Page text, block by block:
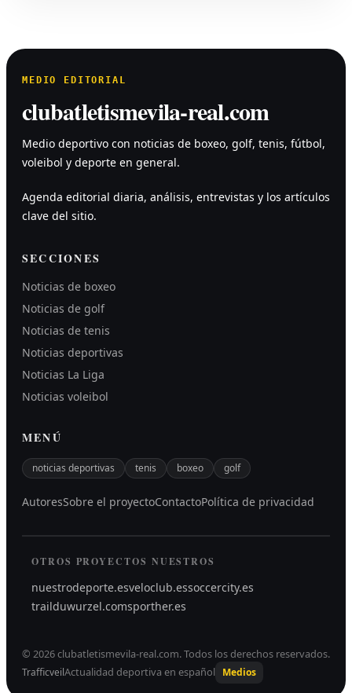
MEDIO EDITORIAL
clubatletismevila-real.com
Medio deportivo con noticias de boxeo, golf, tenis, fútbol,
voleibol y deporte en general.
Agenda editorial diaria, análisis, entrevistas y los artículos
clave del sitio.
SECCIONES
Noticias de boxeo
Noticias de golf
Noticias de tenis
Noticias deportivas
Noticias La Liga
Noticias voleibol
MENÚ
noticias deportivas tenis boxeo golf
AutoresSobre el proyectoContactoPolítica de privacidad
OTROS PROYECTOS NUESTROS
nuestrodeporte.esveloclub.essoccercity.es
trailduwurzel.comsporther.es
© 2026clubatletismevila-real.com.Todos los derechos reservados.
TrafficveilActualidad deportiva en español Medios